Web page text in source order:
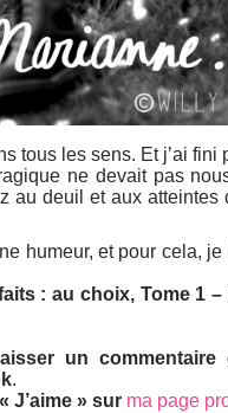
tous les sens. Et j’ai fini
ne devait pas
au deuil et aux atteintes
humeur, et pour cela,
: au choix, Tome 1
laisser un
.
J’aime » sur ma page